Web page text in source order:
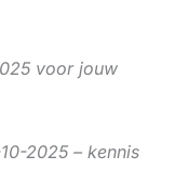
voor jouw
2025 – kennis